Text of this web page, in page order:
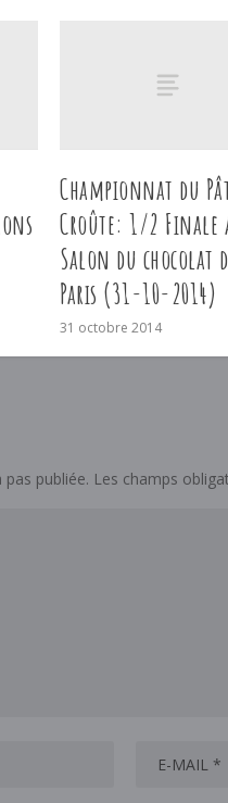
Championnat du
Croûte: 1/2 Finale
Salon du chocolat
Paris (31-10-2014)
31 octobre 2014
publiée. Les champs